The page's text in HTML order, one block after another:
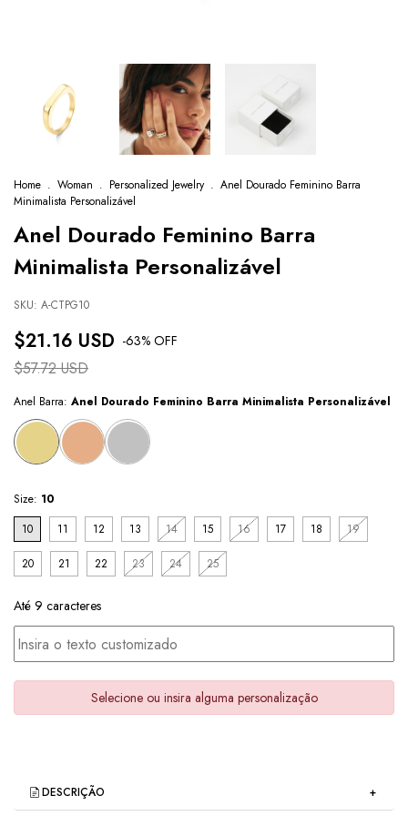
Home . Woman . Personalized Jewelry . Anel Dourado Feminino Barra
Minimalista Personalizável
Anel Dourado Feminino Barra
Minimalista Personalizável
SKU: A-CTPG10
$21.16 USD -63% OFF
$57.72 USD
Anel Barra: Anel Dourado Feminino Barra Minimalista Personalizável
Size: 10
10
11 12 13 14 15 16 17 18 19
20 21 22 23 24 25
Até 9 caracteres
Selecione ou insira alguma personalização
DESCRIÇÃO